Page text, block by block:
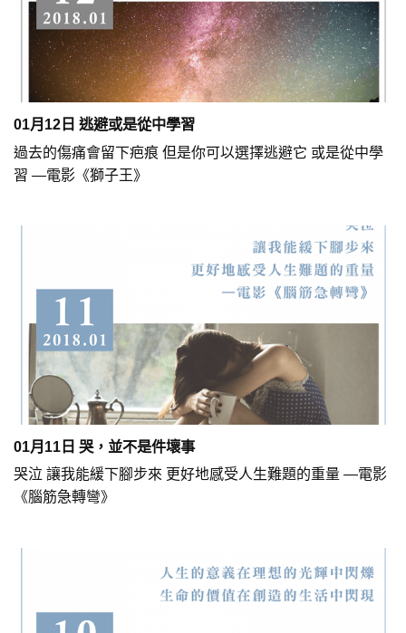
01月12日 逃避或是從中學習
過去的傷痛會留下疤痕 但是你可以選擇逃避它 或是從中學
習 —電影《獅子王》
01月11日 哭，並不是件壞事
哭泣 讓我能緩下腳步來 更好地感受人生難題的重量 —電影
《腦筋急轉彎》